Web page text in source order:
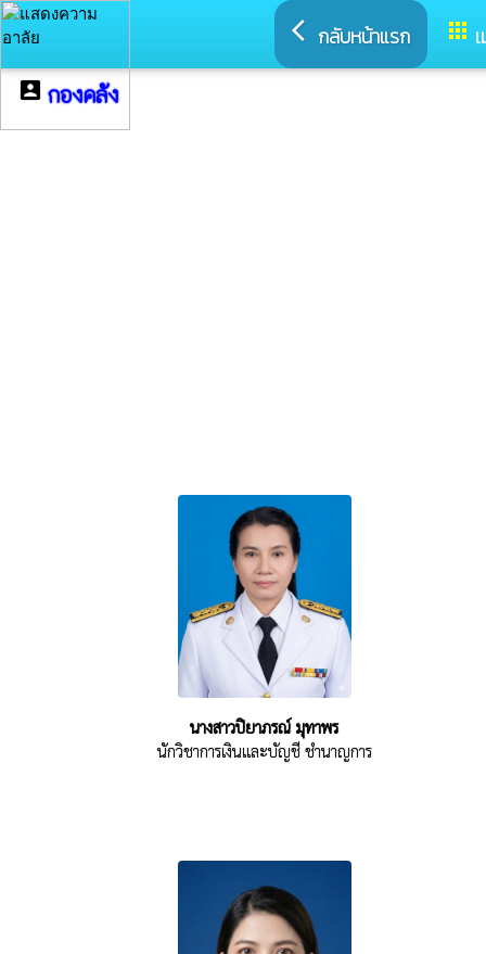
arrow_back_ios กลับหน้าแรก apps
account_box กองคลัง
นางสาวปิยาภรณ์ มุทาพร
นักวิชาการเงินและบัญชี ชำนาญการ